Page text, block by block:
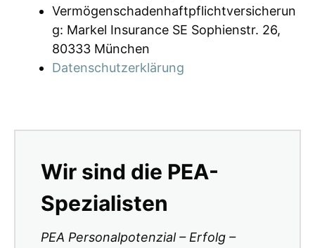
Vermögenschadenhaftpflichtversicherun
g: Markel Insurance SE Sophienstr. 26,
80333 München
Datenschutzerklärung
Wir sind die PEA-
Spezialisten
PEA Personalpotenzial – Erfolg –